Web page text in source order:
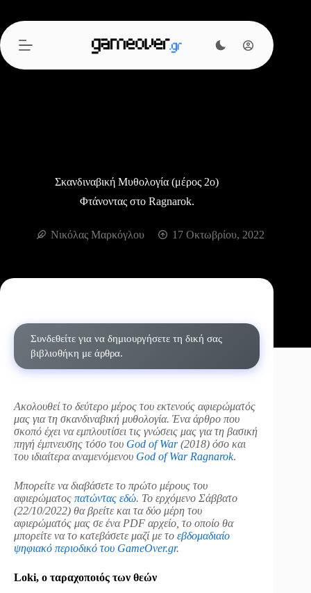
περιεχόμενο
Σκανδιναβική Μυθολογία (μέρος 2ο)
Φτάνοντας στο Ragnarok.
Νικόλας Μαρκόγλου 17 Οκτωβρίου, 2022
Συνδεθείτε για να δημιουργήσετε τη δική σας
βιβλιοθήκη με άρθρα.
Ακολουθεί το δεύτερο μέρος του εκτενούς αφιερώματός
μας για τη σκανδιναβική μυθολογία. Ένα άρθρο που
σκοπό έχει να εμπλουτίσει τις γνώσεις μας για τη βασική
πηγή έμπνευσης τόσο του God of War(2018) όσο και
του ιδιαίτερα αναμενόμενου God of War Ragnarok.
Μπορείτε να διαβάσετε το πρώτο μέρους του
αφιερώματος πατώντας εδώ. Το ερχόμενο Σάββατο
(22/10/2022) θα βρείτε και τα δύο μέρη του
αφιερώματός μας σε ένα PDF αρχείο, το οποίο θα
μπορείτε να το κατεβάσετε μαζί με το εβδομαδιαίο
ψηφιακό περιοδικό του GameOver.gr.
Loki, ο ταραχοποιός των θεών